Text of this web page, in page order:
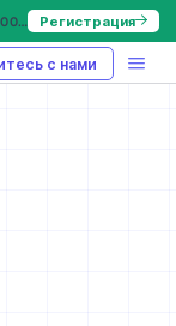
Ближайший демо-день — вторник, 25 августа, 14:00 МСК Регистрация
с нами